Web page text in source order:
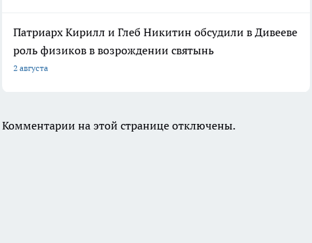
Патриарх Кирилл и Глеб Никитин обсудили в Дивееве
роль физиков в возрождении святынь
2 августа
Комментарии на этой странице отключены.